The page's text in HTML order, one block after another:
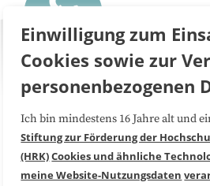
Über uns FAQ
Medienarbeit
Einwilligung zum
Cookies sowie zur
personenbezogenen
Ich bin mindestens 16 Jahre alt und
Stiftung zur Förderung der
(HRK)Cookies und ähnliche
meine Website-Nutzungsdaten